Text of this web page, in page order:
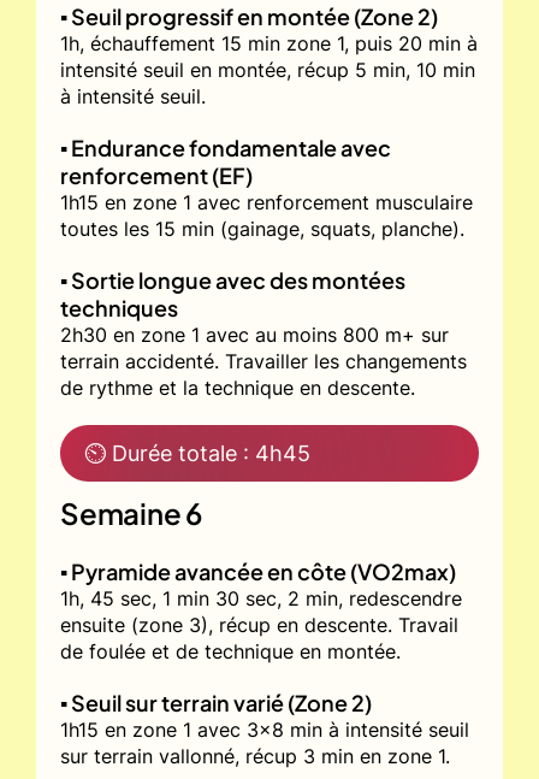
▪️ Seuil progressif en montée (Zone 2)
1h, échauffement 15 min zone 1, puis 20 min à
intensité seuil en montée, récup 5 min, 10 min
à intensité seuil.
▪️ Endurance fondamentale avec
renforcement (EF)
1h15 en zone 1 avec renforcement musculaire
toutes les 15 min (gainage, squats, planche).
▪️ Sortie longue avec des montées
techniques
2h30 en zone 1 avec au moins 800 m+ sur
terrain accidenté. Travailler les changements
de rythme et la technique en descente.
⏲ Durée totale : 4h45
Semaine 6
▪️ Pyramide avancée en côte (VO2max)
1h, 45 sec, 1 min 30 sec, 2 min, redescendre
ensuite (zone 3), récup en descente. Travail
de foulée et de technique en montée.
▪️ Seuil sur terrain varié (Zone 2)
1h15 en zone 1 avec 3x8 min à intensité seuil
sur terrain vallonné, récup 3 min en zone 1.